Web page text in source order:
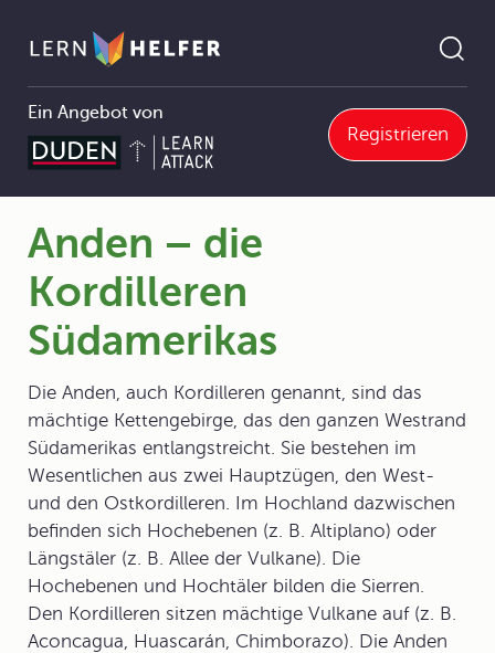
Ein Angebot von
Registrieren
Pfadnavigation
7.1.1 Amerika Anden – die Kordilleren Südamerikas
Anden – die
Kordilleren
Südamerikas
Die Anden, auch Kordilleren genannt, sind das
mächtige Kettengebirge, das den ganzen Westrand
Südamerikas entlangstreicht. Sie bestehen im
Wesentlichen aus zwei Hauptzügen, den West-
und den Ostkordilleren. Im Hochland dazwischen
befinden sich Hochebenen (z. B. Altiplano) oder
Längstäler (z. B. Allee der Vulkane). Die
Hochebenen und Hochtäler bilden die Sierren.
Den Kordilleren sitzen mächtige Vulkane auf (z. B.
Aconcagua, Huascarán, Chimborazo). Die Anden